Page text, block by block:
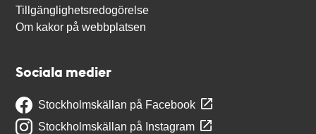
Tillgänglighetsredogörelse
Om kakor på webbplatsen
Sociala medier
Stockholmskällan på Facebook
Stockholmskällan på Instagram